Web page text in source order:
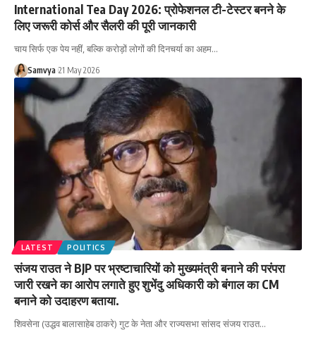
International Tea Day 2026: प्रोफेशनल टी-टेस्टर बनने के
लिए जरूरी कोर्स और सैलरी की पूरी जानकारी
चाय सिर्फ एक पेय नहीं, बल्कि करोड़ों लोगों की दिनचर्या का अहम…
Samvya 21 May 2026
LATEST POLITICS
संजय राउत ने BJP पर भ्रष्टाचारियों को मुख्यमंत्री बनाने की परंपरा
जारी रखने का आरोप लगाते हुए शुभेंदु अधिकारी को बंगाल का CM
बनाने को उदाहरण बताया.
शिवसेना (उद्धव बालासाहेब ठाकरे) गुट के नेता और राज्यसभा सांसद संजय राउत…